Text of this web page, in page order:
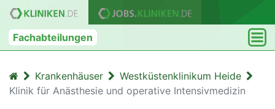
Fachabteilungen
Krankenhäuser
Westküstenklinikum Heide
Klinik für Anästhesie und operative Intensivmedizin